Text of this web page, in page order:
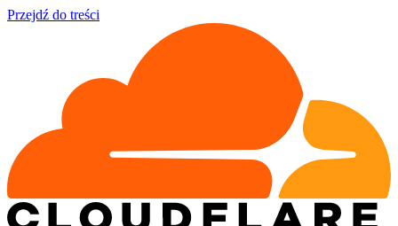
Przejdź do treści